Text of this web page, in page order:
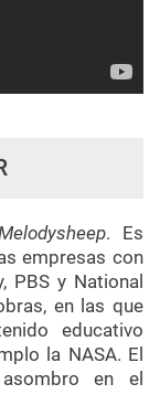
. Es
empresas con
PBS y National
en las que
educativo
la NASA. El
en el